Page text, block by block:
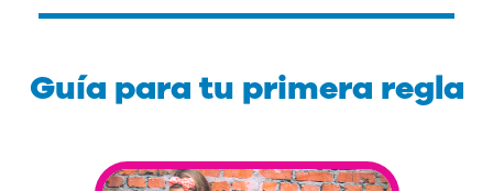
Guía para tu primera regla